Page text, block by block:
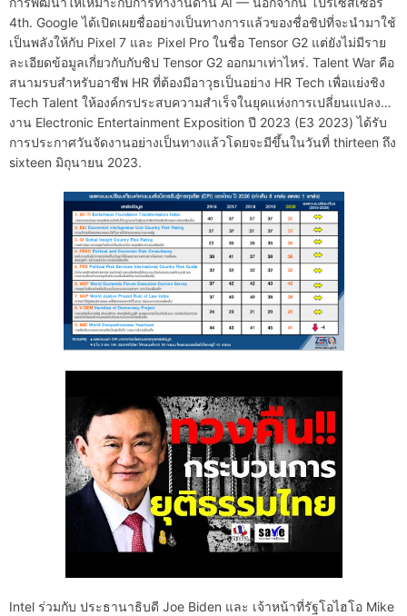
4th. Google ได้เปิดเผยชื่ออย่างเป็นทางการแล้วของชื่อชิปที่จะนำมาใช้
เป็นพลังให้กับ Pixel 7 และ Pixel Pro ในชื่อ Tensor G2 แต่ยังไม่มีราย
ละเอียดข้อมูลเกี่ยวกับกับชิป Tensor G2 ออกมาเท่าไหร่. Talent War คือ
สนามรบสำหรับอาชีพ HR ที่ต้องมีอาวุธเป็นอย่าง HR Tech เพื่อแย่งชิง
Tech Talent ให้องค์กรประสบความสำเร็จในยุคแห่งการเปลี่ยนแปลง…
งาน Electronic Entertainment Exposition ปี 2023 (E3 2023) ได้รับ
การประกาศวันจัดงานอย่างเป็นทางแล้วโดยจะมีขึ้นในวันที่ thirteen ถึง
sixteen มิถุนายน 2023.
Intel ร่วมกับ ประธานาธิบดี Joe Biden และ เจ้าหน้าที่รัฐโอไฮโอ Mike